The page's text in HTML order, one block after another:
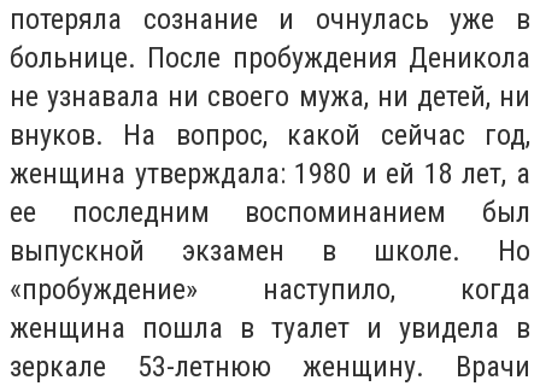
потеряла сознание и очнулась уже в
больнице. После пробуждения Деникола
не узнавала ни своего мужа, ни детей, ни
внуков. На вопрос, какой сейчас год,
женщина утверждала: 1980 и ей 18 лет, а
ее последним воспоминанием был
выпускной экзамен в школе. Но
«пробуждение» наступило, когда
женщина пошла в туалет и увидела в
зеркале 53-летнюю женщину. Врачи